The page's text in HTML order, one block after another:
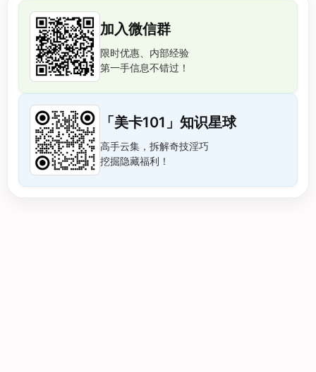
加入微信群
限时优惠、内部经验
第一手信息不错过！
「美卡101」知识星球
高手云集，拆解奇技淫巧
挖掘隐藏福利！